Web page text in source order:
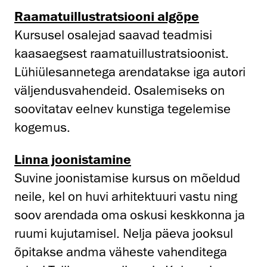
Raamatu­illustratsiooni algõpe
Kursusel osalejad saavad teadmisi
kaasaegsest raamatuillustratsioonist.
Lühiülesannetega arendatakse iga autori
väljendusvahendeid. Osalemiseks on
soovitatav eelnev kunstiga tegelemise
kogemus.
Linna joonistamine
Suvine joonistamise kursus on mõeldud
neile, kel on huvi arhitektuuri vastu ning
soov arendada oma oskusi keskkonna ja
ruumi kujutamisel. Nelja päeva jooksul
õpitakse andma väheste vahenditega